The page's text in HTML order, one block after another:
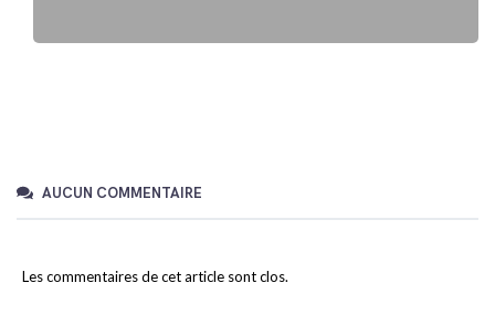
AUCUN COMMENTAIRE
Les commentaires de cet article sont clos.